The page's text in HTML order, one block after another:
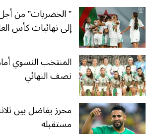
” الخضريات” من
إلى نهائيات كأس
المنتخب النسوي
نصف النهائي
محرز يفاضل بين
مستقبله